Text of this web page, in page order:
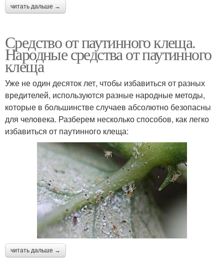
читать дальше →
Средство от паутинного клеща.
Народные средства от паутинного
клеща
Уже не один десяток лет, чтобы избавиться от разных
вредителей, используются разные народные методы,
которые в большинстве случаев абсолютно безопасны
для человека. Разберем несколько способов, как легко
избавиться от паутинного клеща:
читать дальше →